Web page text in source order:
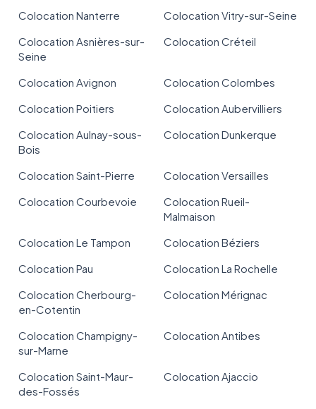
Colocation Nanterre
Colocation Vitry-sur-Seine
Colocation Asnières-sur-
Seine
Colocation Créteil
Colocation Avignon
Colocation Colombes
Colocation Poitiers
Colocation Aubervilliers
Colocation Aulnay-sous-
Bois
Colocation Dunkerque
Colocation Saint-Pierre
Colocation Versailles
Colocation Courbevoie
Colocation Rueil-
Malmaison
Colocation Le Tampon
Colocation Béziers
Colocation Pau
Colocation La Rochelle
Colocation Cherbourg-
en-Cotentin
Colocation Mérignac
Colocation Champigny-
sur-Marne
Colocation Antibes
Colocation Saint-Maur-
des-Fossés
Colocation Ajaccio